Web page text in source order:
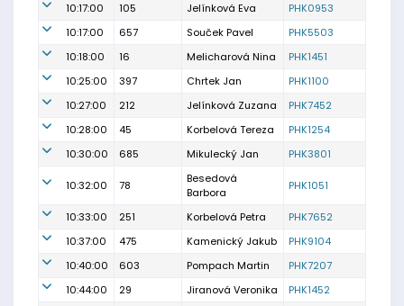
10:17:00 105 Jelínková Eva
PHK0953
10:17:00
657 Souček Pavel
PHK5503
10:18:00
16 Melicharová Nina
PHK1451
10:25:00
397 Chrtek Jan
PHK1100
10:27:00
212 Jelínková Zuzana
PHK7452
10:28:00
45 Korbelová Tereza
PHK1254
10:30:00
685 Mikulecký Jan PHK3801
10:32:00 78
Besedová
Barbora
PHK1051
10:33:00 251 Korbelová Petra
PHK7652
10:37:00
475 Kamenický Jakub
PHK9104
10:40:00
603 Pompach Martin
PHK7207
10:44:00
29 Jiranová Veronika
PHK1452